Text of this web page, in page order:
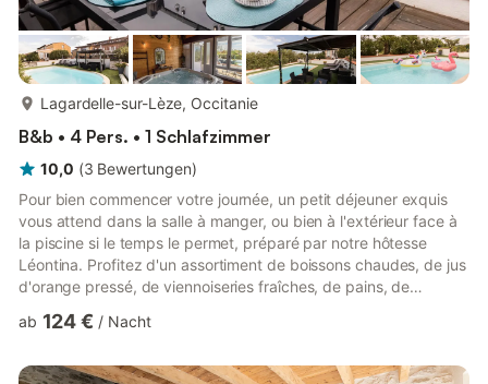
Lagardelle-sur-Lèze, Occitanie
B&b • 4 Pers. • 1 Schlafzimmer
10,0 (3 Bewertungen)
Pour bien commencer votre journée, un petit déjeuner exquis
vous attend dans la salle à manger, ou bien à l'extérieur face à
la piscine si le temps le permet, préparé par notre hôtesse
Léontina. Profitez d'un assortiment de boissons chaudes, de jus
d'orange pressé, de viennoiseries fraîches, de pains, de
fromage, parmi d'autres délices. À l'extérieur, vous pourrez
terrasse à l'entrée de la maison et vous détendre dans notre
ab 124 € / Nacht